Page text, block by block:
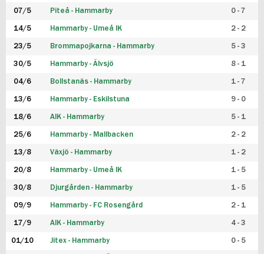
07/5 Piteå - Hammarby 0 - 7
14/5 Hammarby - Umeå IK 2 - 2
23/5 Brommapojkarna - Hammarby 5 - 3
30/5 Hammarby - Älvsjö 8 - 1
04/6 Bollstanäs - Hammarby 1 - 7
13/6 Hammarby - Eskilstuna 9 - 0
18/6 AIK - Hammarby 5 - 1
25/6 Hammarby - Mallbacken 2 - 2
13/8 Växjö - Hammarby 1 - 2
20/8 Hammarby - Umeå IK 1 - 5
30/8 Djurgården - Hammarby 1 - 5
09/9 Hammarby - FC Rosengård 2 - 1
17/9 AIK - Hammarby 4 - 3
01/10 Jitex - Hammarby 0 - 5